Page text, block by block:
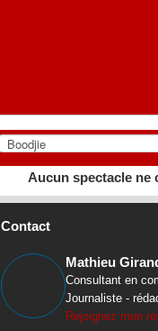
Aucun spectacle
Contact
Mathieu
Consultant en
Journaliste -
Rejoignez mon